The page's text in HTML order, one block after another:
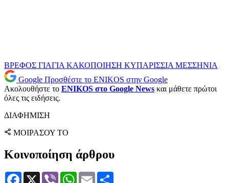
ΒΡΕΦΟΣ ΓΙΑΓΙΑ ΚΑΚΟΠΟΙΗΣΗ ΚΥΠΑΡΙΣΣΙΑ ΜΕΣΣΗΝΙΑ
Google Προσθέστε το ENIKOS στην Google
Ακολουθήστε το ENIKOS στο Google News και μάθετε πρώτοι
όλες τις ειδήσεις.
ΔΙΑΦΗΜΙΣΗ
ΜΟΙΡΑΣΟΥ ΤΟ
Κοινοποίηση άρθρου
Facebook
X Viber WhatsApp
Email